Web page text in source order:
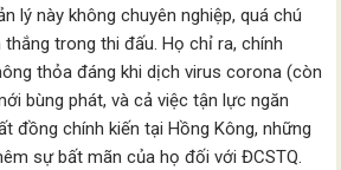
lý này không chuyên nghiệp, quá chú
trong thi đấu. Họ chỉ ra, chính
thỏa đáng khi dịch virus corona (còn
bùng phát, và cả việc tận lực ngăn
đồng chính kiến tại Hồng Kông, những
sự bất mãn của họ đối với ĐCSTQ.